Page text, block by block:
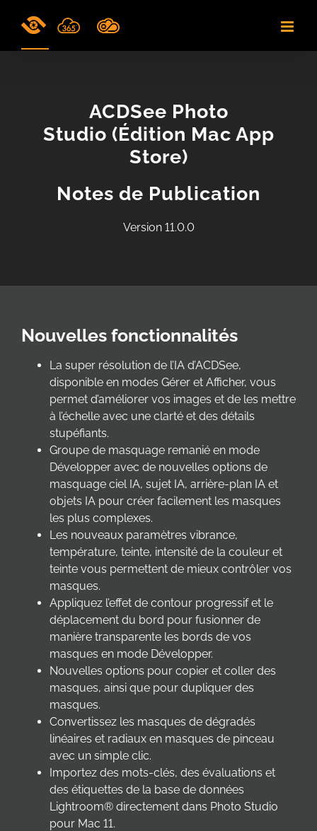
ACDSee Photo
Studio (Édition Mac App
Store)
Notes de Publication
Version 11.0.0
Nouvelles fonctionnalités
La super résolution de l’IA d’ACDSee,
disponible en modes Gérer et Afficher, vous
permet d’améliorer vos images et de les mettre
à l’échelle avec une clarté et des détails
stupéfiants.
Groupe de masquage remanié en mode
Développer avec de nouvelles options de
masquage ciel IA, sujet IA, arrière-plan IA et
objets IA pour créer facilement les masques
les plus complexes.
Les nouveaux paramètres vibrance,
température, teinte, intensité de la couleur et
teinte vous permettent de mieux contrôler vos
masques.
Appliquez l’effet de contour progressif et le
déplacement du bord pour fusionner de
manière transparente les bords de vos
masques en mode Développer.
Nouvelles options pour copier et coller des
masques, ainsi que pour dupliquer des
masques.
Convertissez les masques de dégradés
linéaires et radiaux en masques de pinceau
avec un simple clic.
Importez des mots-clés, des évaluations et
des étiquettes de la base de données
Lightroom® directement dans Photo Studio
pour Mac 11.